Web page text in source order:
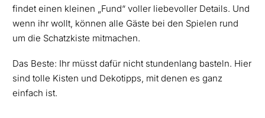
findet einen kleinen „Fund“ voller liebevoller Details. Und
wenn ihr wollt, können alle Gäste bei den Spielen rund
um die Schatzkiste mitmachen.
Das Beste: Ihr müsst dafür nicht stundenlang basteln. Hier
sind tolle Kisten und Dekotipps, mit denen es ganz
einfach ist.